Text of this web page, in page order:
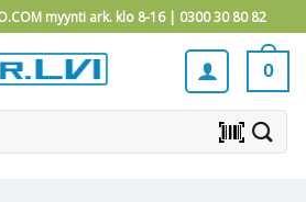
myynti ark. klo 8-16 | 0300 30 80 82
0
barcode_scanner